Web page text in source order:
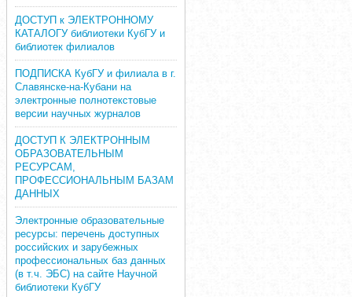
ДОСТУП к ЭЛЕКТРОННОМУ
КАТАЛОГУ библиотеки КубГУ и
библиотек филиалов
ПОДПИСКА КубГУ и филиала в г.
Славянске-на-Кубани на
электронные полнотекстовые
версии научных журналов
ДОСТУП К ЭЛЕКТРОННЫМ
ОБРАЗОВАТЕЛЬНЫМ
РЕСУРСАМ,
ПРОФЕССИОНАЛЬНЫМ БАЗАМ
ДАННЫХ
Электронные образовательные
ресурсы: перечень доступных
российских и зарубежных
профессиональных баз данных
(в т.ч. ЭБС) на сайте Научной
библиотеки КубГУ